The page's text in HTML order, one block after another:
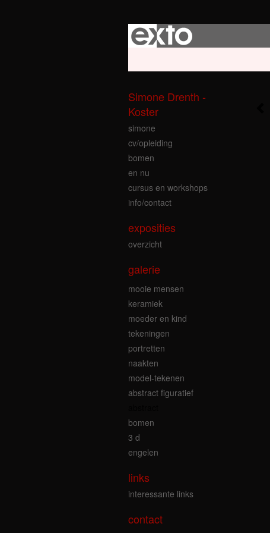
Simone Drenth -
Koster
simone
cv/opleiding
bomen
en nu
cursus en workshops
info/contact
exposities
overzicht
galerie
mooie mensen
keramiek
moeder en kind
tekeningen
portretten
naakten
model-tekenen
abstract figuratief
bomen
3 d
engelen
links
interessante links
contact